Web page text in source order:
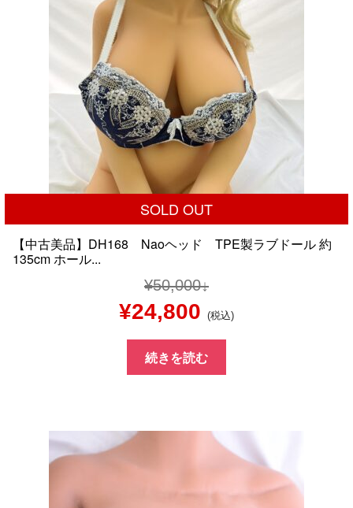
SOLD OUT
【中古美品】DH168 Naoヘッド TPE製ラブドール 約
135cm ホール...
¥50,000
元
の
価
は
¥50,000
¥24,800 現
在
の
格
¥24,800
(税込)
続きを読む